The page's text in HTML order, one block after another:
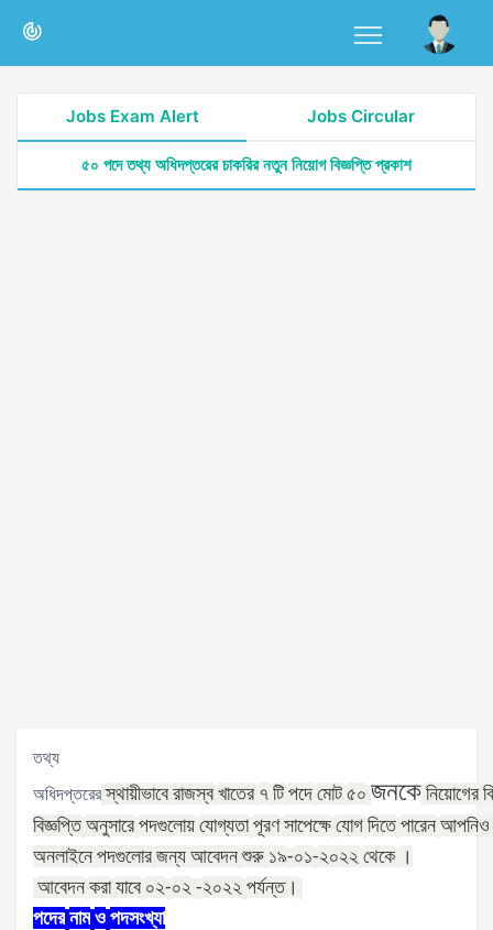
Jobs Exam Alert Jobs Circular
৫০ পদে তথ্য অধিদপ্তরের চাকরির নতুন নিয়োগ বিজ্ঞপ্তি প্রকাশ
তথ্য
অধিদপ্তরের স্থায়ীভাবে রাজস্ব খাতের ৭ টি পদে মোট ৫০ জনকে নিয়োগের
বিজ্ঞপ্তি অনুসারে পদগুলোয় যোগ্যতা পূরণ সাপেক্ষে যোগ দিতে পারেন
অনলাইনে পদগুলোর জন্য আবেদন শুরু ১৯-০১-২০২২ থেকে ।
আবেদন করা যাবে ০২-০২ -২০২২ পর্যন্ত।
পদের নাম ও পদসংখ্যা